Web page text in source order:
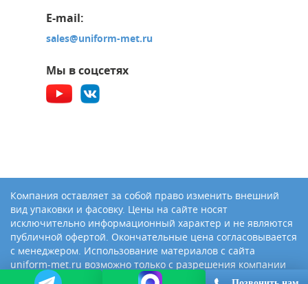
E-mail:
sales@uniform-met.ru
Мы в соцсетях
Компания оставляет за собой право изменить внешний
вид упаковки и фасовку. Цены на сайте носят
исключительно информационный характер и не являются
публичной офертой. Окончательные цена согласовывается
с менеджером. Использование материалов с сайта
uniform-met.ru возможно только с разрешения компании
«Юниформ-Металл»